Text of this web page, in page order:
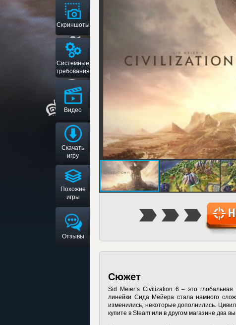
Скриншоты
Системные
требования
Видео
Скачать
игру
Похожие
игры
Отзывы
Сюжет
Sid Meier’s Civilization 6 – это
линейки Сида Мейера стала намного
изменились, некоторые дополнились.
купите в Steam или в другом магазине два